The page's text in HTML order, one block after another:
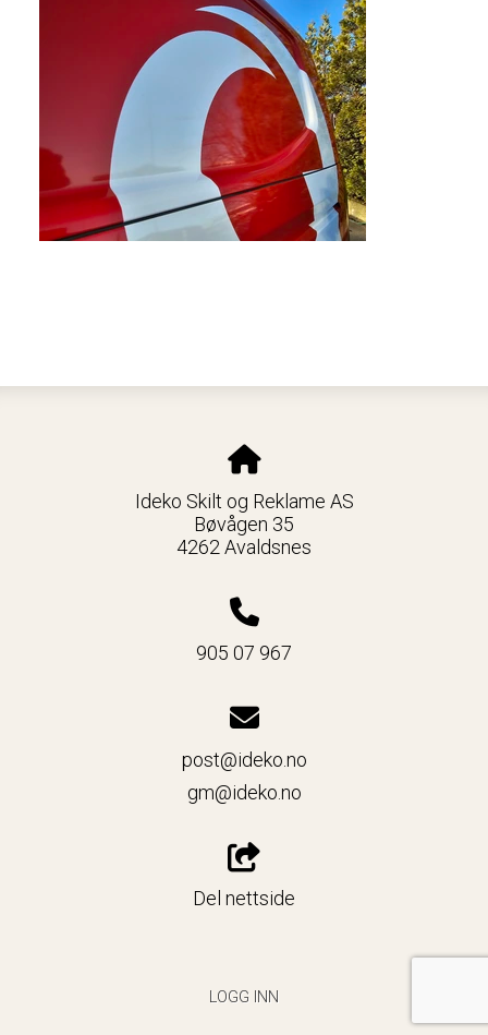
Ideko Skilt og Reklame AS
Bøvågen 35
4262 Avaldsnes
905 07 967
post@ideko.no
gm@ideko.no
Del nettside
LOGG INN